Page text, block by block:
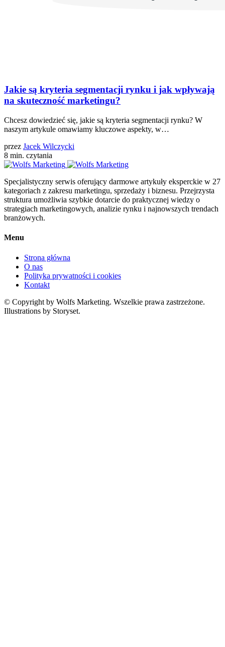
Jakie są kryteria segmentacji rynku i jak wpływają
na skuteczność marketingu?
Chcesz dowiedzieć się, jakie są kryteria segmentacji rynku? W
naszym artykule omawiamy kluczowe aspekty, w…
przez Jacek Wilczycki
8 min. czytania
Specjalistyczny serwis oferujący darmowe artykuły eksperckie w 27
kategoriach z zakresu marketingu, sprzedaży i biznesu. Przejrzysta
struktura umożliwia szybkie dotarcie do praktycznej wiedzy o
strategiach marketingowych, analizie rynku i najnowszych trendach
branżowych.
Menu
Strona główna
O nas
Polityka prywatności i cookies
Kontakt
© Copyright by Wolfs Marketing. Wszelkie prawa zastrzeżone.
Illustrations by Storyset.